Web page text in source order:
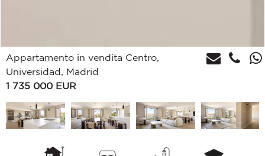
Appartamento in vendita Centro,
Universidad, Madrid
1 735 000 EUR